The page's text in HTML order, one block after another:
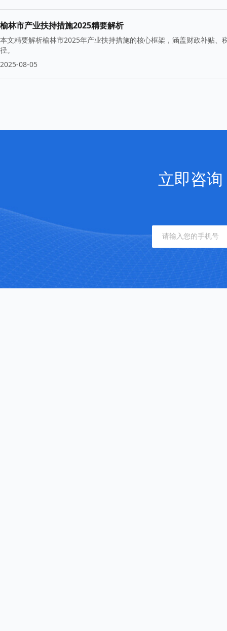
榆林市产业扶持措施2025精要解析
本文精要解析榆林市2025年产业扶持措施的核心框架，涵盖财政补贴
径。
2025-08-05
立即咨